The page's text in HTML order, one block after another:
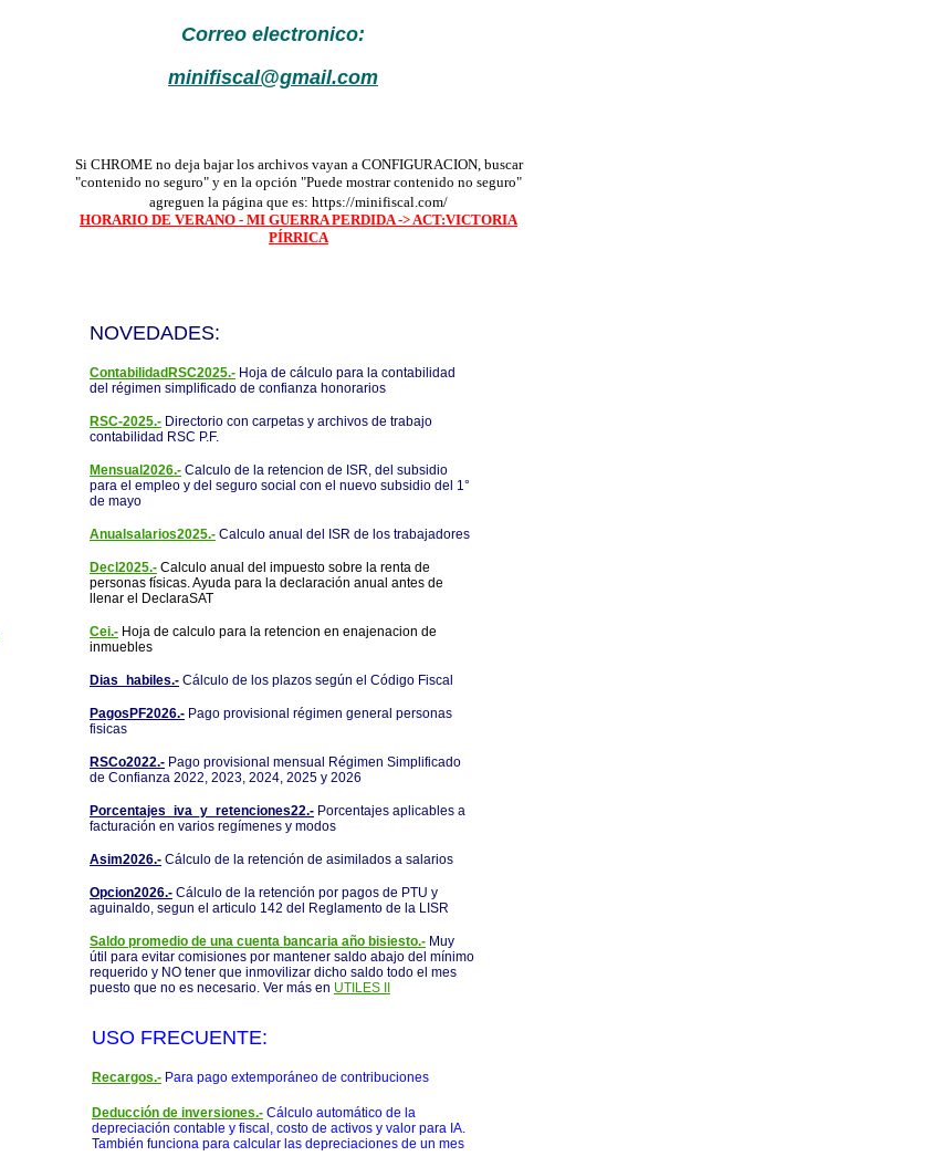
Correo electronico:
minifiscal@gmail.com
Si CHROME no deja bajar los archivos vayan a CONFIGURACION, buscar
"contenido no seguro" y en la opción "Puede mostrar contenido no seguro"
agreguen la página que es: https://minifiscal.com/
HORARIO DE VERANO - MI GUERRA PERDIDA -> ACT:VICTORIA
PÍRRICA
NOVEDADES:
ContabilidadRSC2025.- Hoja de cálculo para la contabilidad
del régimen simplificado de confianza honorarios
RSC-2025.- Directorio con carpetas y archivos de trabajo
contabilidad RSC P.F.
Mensual2026.- Calculo de la retencion de ISR, del subsidio
para el empleo y del seguro social con el nuevo subsidio del 1°
de mayo
Anualsalarios2025.- Calculo anual del ISR de los trabajadores
Decl2025.- Calculo anual del impuesto sobre la renta de
personas físicas. Ayuda para la declaración anual antes de
llenar el DeclaraSAT
Cei.- Hoja de calculo para la retencion en enajenacion de
inmuebles
Dias_habiles.- Cálculo de los plazos según el Código Fiscal
PagosPF2026.- Pago provisional régimen general personas
fisicas
RSCo2022.- Pago provisional mensual Régimen Simplificado
de Confianza 2022, 2023, 2024, 2025 y 2026
Porcentajes_iva_y_retenciones22.- Porcentajes aplicables a
facturación en varios regímenes y modos
Asim2026.- Cálculo de la retención de asimilados a salarios
Opcion2026.- Cálculo de la retención por pagos de PTU y
aguinaldo, segun el articulo 142 del Reglamento de la LISR
Saldo promedio de una cuenta bancaria año bisiesto.- Muy
útil para evitar comisiones por mantener saldo abajo del mínimo
requerido y NO tener que inmovilizar dicho saldo todo el mes
puesto que no es necesario. Ver más en UTILES II
USO FRECUENTE:
Recargos.- Para pago extemporáneo de contribuciones
Deducción de inversiones.- Cálculo automático de la
depreciación contable y fiscal, costo de activos y valor para IA.
También funciona para calcular las depreciaciones de un mes